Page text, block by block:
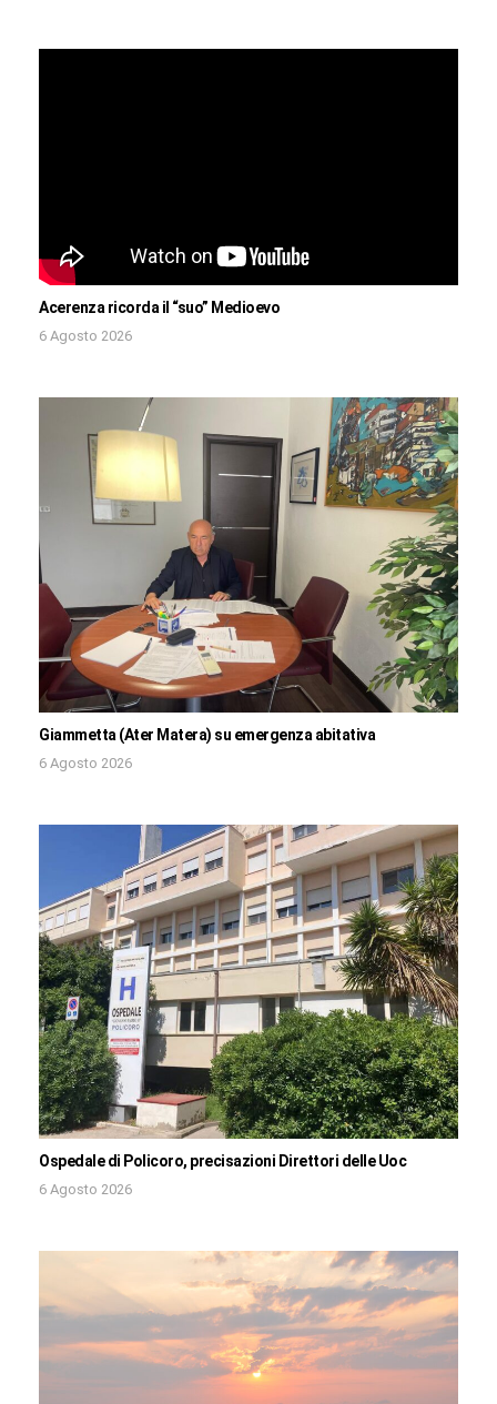
Acerenza ricorda il “suo” Medioevo
6 Agosto 2026
Giammetta (Ater Matera) su emergenza abitativa
6 Agosto 2026
Ospedale di Policoro, precisazioni Direttori delle Uoc
6 Agosto 2026